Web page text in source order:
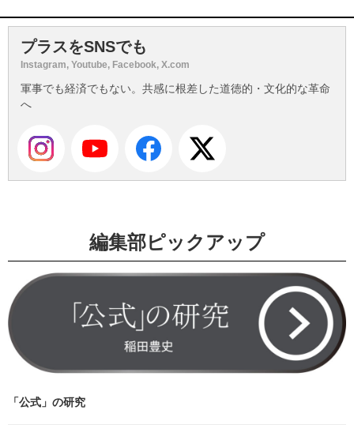
プラスをSNSでも
Instagram, Youtube, Facebook, X.com
軍事でも経済でもない。共感に根差した道徳的・文化的な革命
へ
編集部ピックアップ
「公式」の研究